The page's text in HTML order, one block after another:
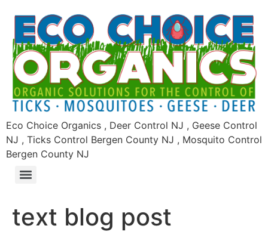
Eco Choice Organics , Deer Control NJ , Geese Control
NJ , Ticks Control Bergen County NJ , Mosquito Control
Bergen County NJ
text blog post